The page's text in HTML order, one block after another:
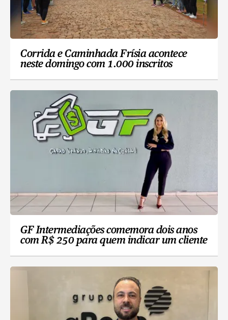
Corrida e Caminhada Frísia acontece
neste domingo com 1.000 inscritos
GF Intermediações comemora dois anos
com R$ 250 para quem indicar um cliente